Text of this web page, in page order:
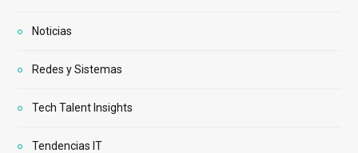
Noticias
Redes y Sistemas
Tech Talent Insights
Tendencias IT